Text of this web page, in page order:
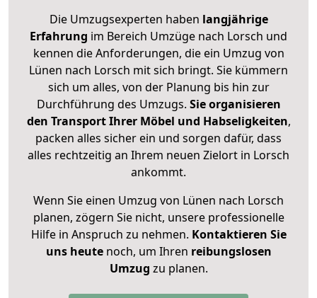
Die Umzugsexperten haben langjährige
Erfahrung im Bereich Umzüge nach Lorsch und
kennen die Anforderungen, die ein Umzug von
Lünen nach Lorsch mit sich bringt. Sie kümmern
sich um alles, von der Planung bis hin zur
Durchführung des Umzugs. Sie organisieren
den Transport Ihrer Möbel und Habseligkeiten,
packen alles sicher ein und sorgen dafür, dass
alles rechtzeitig an Ihrem neuen Zielort in Lorsch
ankommt.
Wenn Sie einen Umzug von Lünen nach Lorsch
planen, zögern Sie nicht, unsere professionelle
Hilfe in Anspruch zu nehmen. Kontaktieren Sie
uns heutenoch, um Ihren reibungslosen
Umzug zu planen.